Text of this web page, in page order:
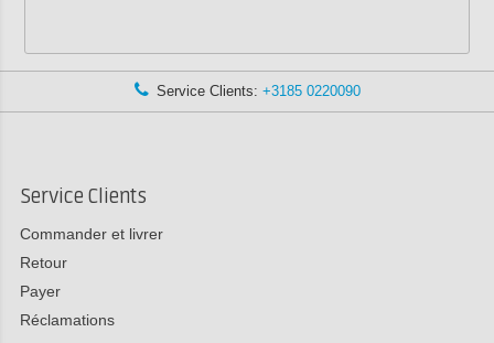
Service Clients: +3185 0220090
Service Clients
Commander et livrer
Retour
Payer
Réclamations